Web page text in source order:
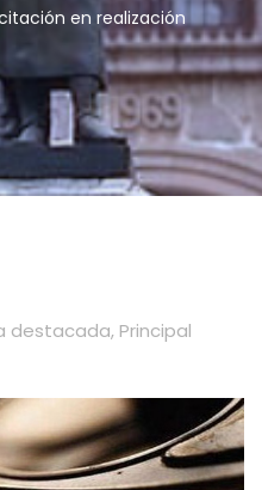
en realización
destacada, Principal